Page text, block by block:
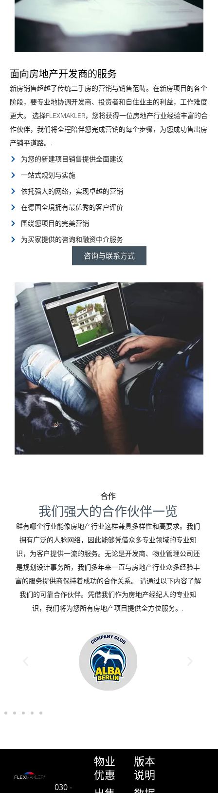
面向房地产开发商的服务
新房销售超越了传统二手房的营销与销售范畴。在新房项目的各个
阶段，要专业地协调开发商、投资者和自住业主的利益，工作难度
更大。 选择FLEXMAKLER，您将获得一位房地产行业经验丰富的合
作伙伴，我们将全程陪伴您完成营销的每个步骤，为您成功售出房
产铺平道路。.
为您的新建项目销售提供全面建议
一站式规划与实施
依托强大的网络，实现卓越的营销
在德国全境拥有最优秀的客户评价
围绕您项目的完美营销
为买家提供的咨询和融资中介服务
咨询与联系方式
合作
我们强大的合作伙伴一览
鲜有哪个行业能像房地产行业这样兼具多样性和高要求。我们
拥有广泛的人脉网络，因此能够凭借众多专业领域的专业知
识，为客户提供一流的服务。无论是开发商、物业管理公司还
是规划设计事务所，我们多年来一直与房地产行业众多经验丰
富的服务提供商保持着成功的合作关系。 请通过以下内容了解
我们的可靠合作伙伴。凭借我们作为房地产经纪人的专业知
识，我们将为您所有房地产项目提供全方位服务。.
030 -
物业
优惠
版本
说明